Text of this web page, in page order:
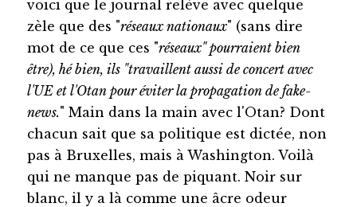
voici que le journal relève avec quelque
zèle que des "réseaux nationaux" (sans dire
mot de ce que ces "réseaux" pourraient bien
être), hé bien, ils "travaillent aussi de concert avec
l'UE et l'Otan pour éviter la propagation de fake-
news." Main dans la main avec l'Otan? Dont
chacun sait que sa politique est dictée, non
pas à Bruxelles, mais à Washington. Voilà
qui ne manque pas de piquant. Noir sur
blanc, il y a là comme une âcre odeur